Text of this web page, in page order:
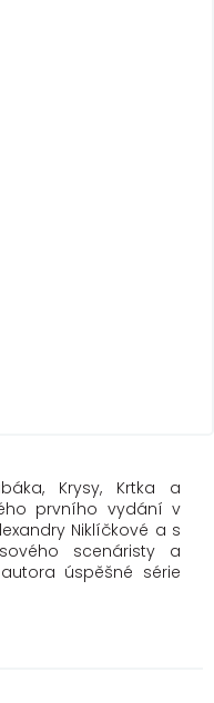
Krysy, Krtka a
prvního vydání v
Niklíčkové a s
scenáristy a
úspěšné série